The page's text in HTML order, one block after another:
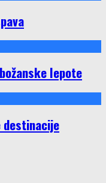
lepote
destinacije